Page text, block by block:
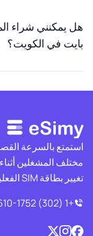
بايت في الكويت؟
مختلف المشغلين
تغيير بطاقة SIM الفعلية مع eSIM أثناء التنقل.
+1 (302) 610-1752